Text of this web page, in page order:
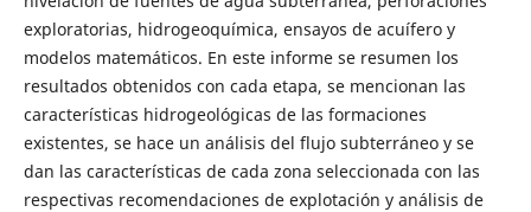
exploratorias, hidrogeoquímica, ensayos de acuífero y
modelos matemáticos. En este informe se resumen los
resultados obtenidos con cada etapa, se mencionan las
características hidrogeológicas de las formaciones
existentes, se hace un análisis del flujo subterráneo y se
dan las características de cada zona seleccionada con las
respectivas recomendaciones de explotación y análisis de